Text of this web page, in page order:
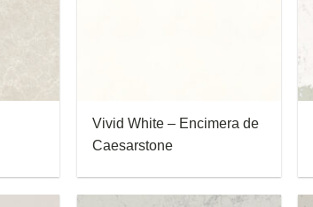
Vivid White – Encimera de
Caesarstone